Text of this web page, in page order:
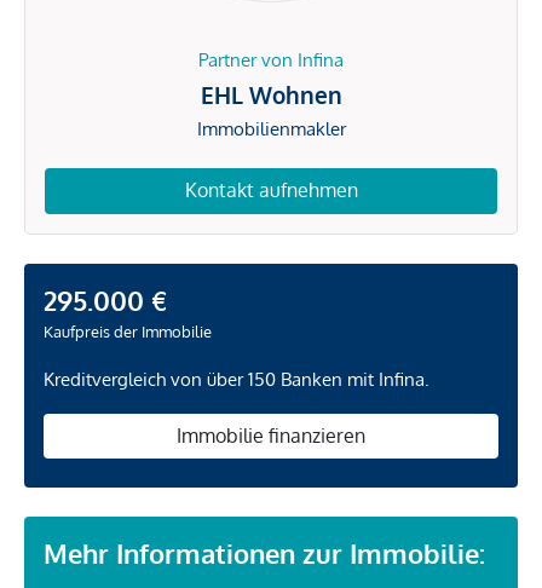
Partner von Infina
EHL Wohnen
Immobilienmakler
Kontakt aufnehmen
295.000 €
Kaufpreis der Immobilie
Kreditvergleich von über 150 Banken mit Infina.
Immobilie finanzieren
Mehr Informationen zur Immobilie: